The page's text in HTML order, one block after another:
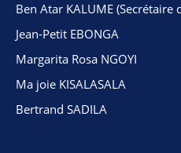
Ben Atar KALUME (Secrétaire
Jean-Petit EBONGA
Margarita Rosa NGOYI
Ma joie KISALASALA
Bertrand SADILA